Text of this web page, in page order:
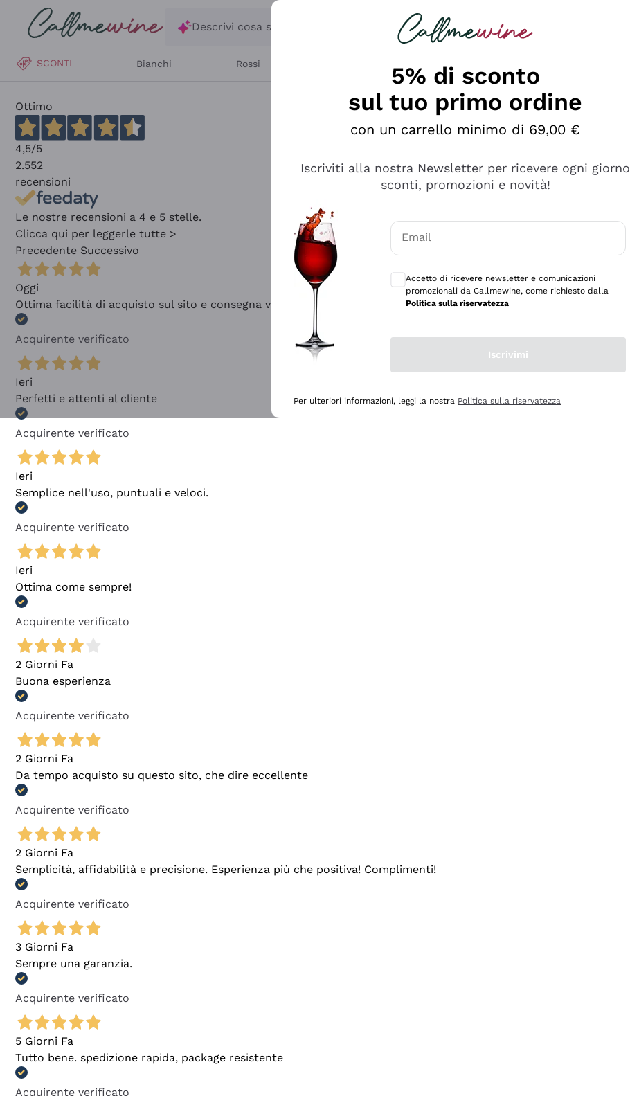
Salta al contenuto principale
Descrivi cosa stai cercando
SCONTI Bianchi Rossi
Ottimo
4,5/5
2.552
recensioni
Le nostre recensioni a 4 e 5 stelle.
Clicca qui per leggerle tutte >
Precedente Successivo
Oggi
Ottima facilità di acquisto sul sito e consegna velocissima
Acquirente verificato
Ieri
Perfetti e attenti al cliente
Acquirente verificato
Ieri
Semplice nell'uso, puntuali e veloci.
Acquirente verificato
Ieri
Ottima come sempre!
Acquirente verificato
2 Giorni Fa
Buona esperienza
Acquirente verificato
2 Giorni Fa
Da tempo acquisto su questo sito, che dire eccellente
Acquirente verificato
2 Giorni Fa
Semplicità, affidabilità e precisione. Esperienza più che positiva! Complimenti!
Acquirente verificato
3 Giorni Fa
Sempre una garanzia.
Acquirente verificato
5 Giorni Fa
Tutto bene. spedizione rapida, package resistente
Acquirente verificato
5% di sconto
sul tuo primo ordine
con un carrello minimo di 69,00 €
Iscriviti alla nostra Newsletter per ricevere ogni giorno
sconti, promozioni e novità!
Email
Accetto di ricevere newsletter e comunicazioni
promozionali da Callmewine, come richiesto dalla
Politica sulla riservatezza
Iscrivimi
Per ulteriori informazioni, leggi la nostra Politica sulla riservatezza